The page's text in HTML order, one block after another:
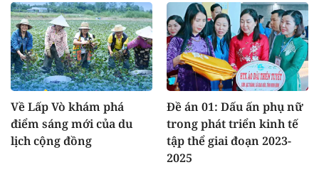
Về Lấp Vò khám phá
điểm sáng mới của du
lịch cộng đồng
Đề án 01: Dấu ấn phụ nữ
trong phát triển kinh tế
tập thể giai đoạn 2023-
2025